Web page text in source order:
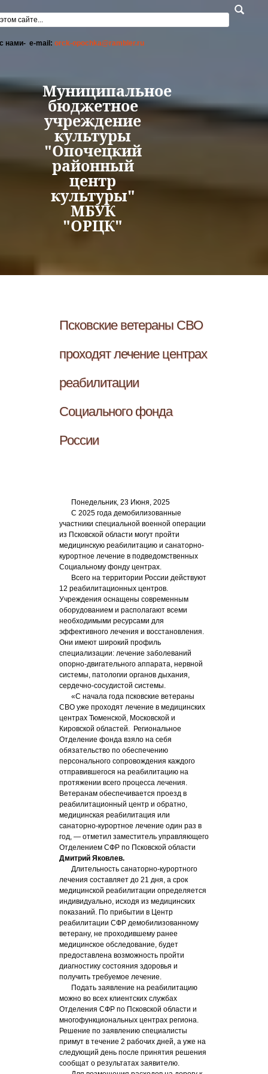
поиска
нами- e-mail: orck-opochka@rambler.ru
Муниципальное
бюджетное
учреждение
культуры
"Опочецкий
районный
центр
культуры"
МБУК
"ОРЦК"
Псковские ветераны СВО
проходят лечение центрах
реабилитации
Социального фонда
России
Понедельник, 23 Июня, 2025
С 2025 года демобилизованные
участники специальной военной операции
из Псковской области могут пройти
медицинскую реабилитацию и санаторно-
курортное лечение в подведомственных
Социальному фонду центрах.
Всего на территории России действуют
12 реабилитационных центров.
Учреждения оснащены современным
оборудованием и располагают всеми
необходимыми ресурсами для
эффективного лечения и восстановления.
Они имеют широкий профиль
специализации: лечение заболеваний
опорно-двигательного аппарата, нервной
системы, патологии органов дыхания,
сердечно-сосудистой системы.
«С начала года псковские ветераны
СВО уже проходят лечение в медицинских
центрах Тюменской, Московской и
Кировской областей. Региональное
Отделение фонда взяло на себя
обязательство по обеспечению
персонального сопровождения каждого
отправившегося на реабилитацию на
протяжении всего процесса лечения.
Ветеранам обеспечивается проезд в
реабилитационный центр и обратно,
медицинская реабилитация или
санаторно-курортное лечение один раз в
год, — отметил заместитель управляющего
Отделением СФР по Псковской области
Дмитрий Яковлев.
Длительность санаторно-курортного
лечения составляет до 21 дня, а срок
медицинской реабилитации определяется
индивидуально, исходя из медицинских
показаний. По прибытии в Центр
реабилитации СФР демобилизованному
ветерану, не проходившему ранее
медицинское обследование, будет
предоставлена возможность пройти
диагностику состояния здоровья и
получить требуемое лечение.
Подать заявление на реабилитацию
можно во всех клиентских службах
Отделения СФР по Псковской области и
многофункциональных центрах региона.
Решение по заявлению специалисты
примут в течение 2 рабочих дней, а уже на
следующий день после принятия решения
сообщат о результатах заявителю.